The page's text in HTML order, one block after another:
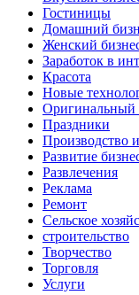
Гостиницы
Домашний
Женский
Заработок в
Красота
Новые
Оригинальный
Праздники
Производство
Развитие
Развлечения
Реклама
Ремонт
Сельское
строительство
Творчество
Торговля
Услуги